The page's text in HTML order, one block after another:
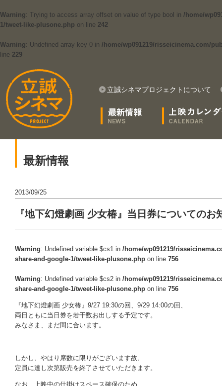
Warning: Trying to access array offset on value of type bool in /home/
1/tweet-like-plusone.php on line 242
Warning: Undefined array key 0 in /home/wp091219/risseicinema.com/
line 229
立誠シネマプロジェクトについて
最新情報
2013/09/25
『地下幻燈劇画 少女椿』当日券についてのお
Warning: Undefined variable $cs1 in /home/wp091219/
share-and-google-1/tweet-like-plusone.php on line 756
Warning: Undefined variable $cs2 in /home/wp091219/
share-and-google-1/tweet-like-plusone.php on line 756
『地下幻燈劇画 少女椿』9/27 19:30の回、9/29 14:00の回、
両日ともに当日券を若干数お出しする予定です。
みなさま、まだ間に合います。
しかし、やはり席数に限りがございます故、
定員に達し次第販売を終了させていただきます。
なお、上映中の仕掛けスペース確保のため、